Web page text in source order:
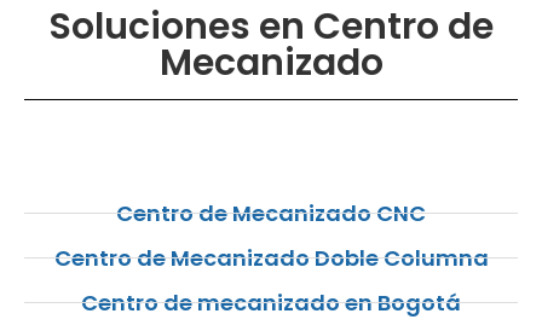
Soluciones en Centro de
Mecanizado
Centro de Mecanizado CNC
Centro de Mecanizado Doble Columna
Centro de mecanizado en Bogotá